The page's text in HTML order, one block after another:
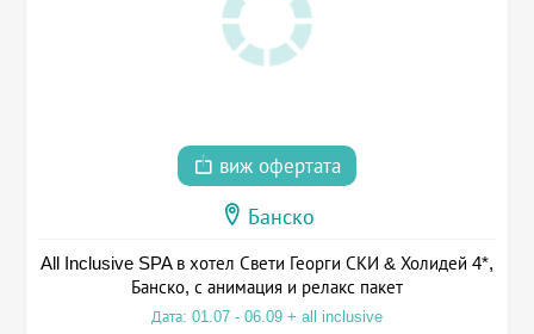
виж офертата
Банско
All Inclusive SPA в хотел Свети Георги СКИ & Холидей 4*,
Банско, с анимация и релакс пакет
Дата: 01.07 - 06.09 + all inclusive